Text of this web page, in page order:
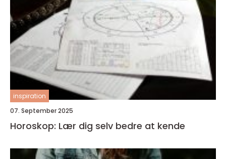
inspiration
07. September 2025
Horoskop: Lær dig selv bedre at kende